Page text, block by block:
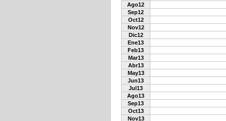
Ago12
Sep12
Oct12
Nov12
Dic12
Ene13
Feb13
Mar13
Abr13
May13
Jun13
Jul13
Ago13
Sep13
Oct13
Nov13